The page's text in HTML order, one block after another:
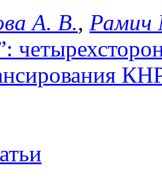
А. В., Рамич